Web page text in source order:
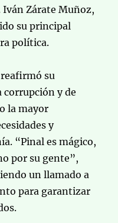
Iván Zárate Muñoz,
su principal
política.
su
y de
la mayor
y
“Pinal es mágico,
por su gente”,
un llamado a
para garantizar